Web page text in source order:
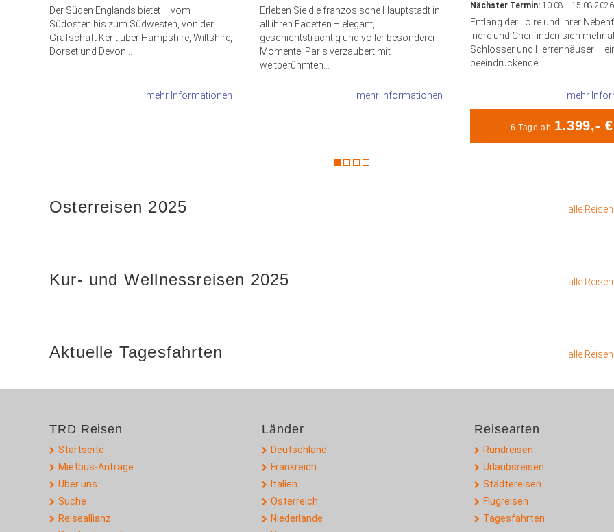
Der Süden Englands bietet – vom
Südosten bis zum Südwesten, von der
Grafschaft Kent über Hampshire, Wiltshire,
Dorset und Devon...
mehr Informationen
Erleben Sie die französische Hauptstadt in
all ihren Facetten – elegant,
geschichtsträchtig und voller besonderer
Momente. Paris verzaubert mit
weltberühmten...
mehr Informationen
Nächster Termin:10.08. - 15.08.2026
Entlang der Loire und ihrer
Indre und Cher finden sich mehr
Schlösser und Herrenhäuser –
beeindruckende...
mehr
6 Tage ab 1.399,- €
Osterreisen 2025 alle
Kur- und Wellnessreisen 2025 alle
Aktuelle Tagesfahrten alle
TRD Reisen
Startseite
Mietbus-Anfrage
Über uns
Suche
Reiseallianz
Länder
Deutschland
Frankreich
Italien
Österreich
Niederlande
Reisearten
Rundreisen
Urlaubsreisen
Städtereisen
Flugreisen
Tagesfahrten